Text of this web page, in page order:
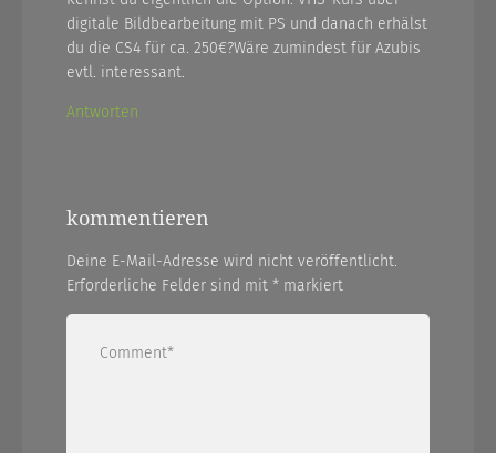
digitale Bildbearbeitung mit PS und danach erhälst
du die CS4 für ca. 250€?Wäre zumindest für Azubis
evtl. interessant.
Antworten
kommentieren
Deine E-Mail-Adresse wird nicht veröffentlicht.
Erforderliche Felder sind mit * markiert